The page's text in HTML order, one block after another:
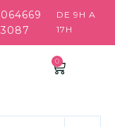
064669
3087
DE 9H A
17H
0